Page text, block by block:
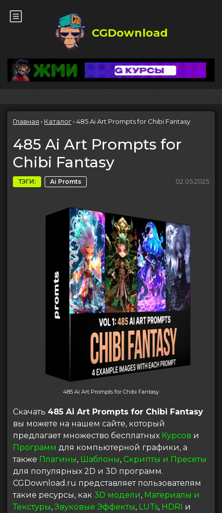
CGDownload
Главная › Каталог› 485 Ai Art Prompts for Chibi Fantasy
485 Ai Art Prompts for
Chibi Fantasy
ТЭГИ: Ai Promts 02.05.2025
485 Ai Art Prompts for Chibi Fantasy
Скачать 485 Ai Art Prompts for Chibi Fantasy
вы можете на нашем сайте, который
предлагает множество бесплатных Курсов и
Программ для компьютерной графики, а
также Плагины, Шаблоны, Скрипты и Пресеты
для популярных 2D и 3D программ.
CGDownload.ru представляет пользователям
такие ресурсы, как 3D модели, Материалы и
Текстуры,Звуковые Эффекты, LUTs, HDRI и